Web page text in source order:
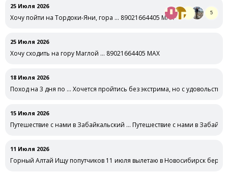
25 Июля 2026
Хочу пойти на Тордоки-Яни, гора … 89021664405 MAX
5
25 Июля 2026
Хочу сходить на гору Маглой … 89021664405 MAX
18 Июля 2026
Поход на 3 дня по … Хочется пройтись без экстрима, но с
15 Июля 2026
Путешествие с нами в Забайкальский … Путешествие с нами в
11 Июля 2026
Горный Алтай Ищу попутчиков 11 июля вылетаю в Новосибирск беру